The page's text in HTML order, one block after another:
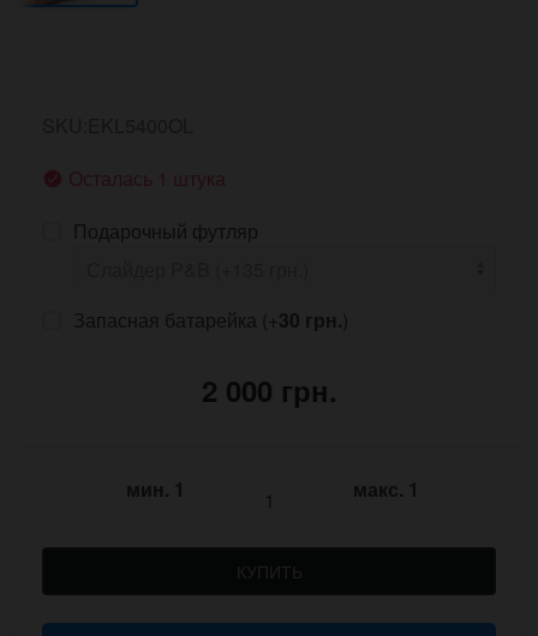
Осталась 1 штука
Подарочный футляр
Запасная батарейка (+30 грн.)
2 000 грн.
мин. 1 макс. 1
КУПИТЬ